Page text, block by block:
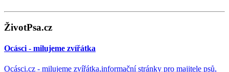
ŽivotPsa.cz
Ocásci - milujeme zvířátka
Ocásci.cz - milujeme zvířátka,informační stránky pro majitele psů,